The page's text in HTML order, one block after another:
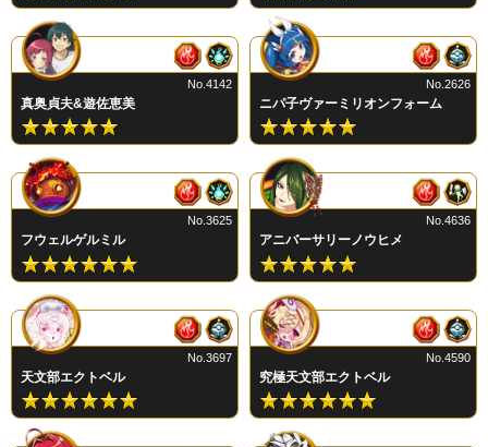
真奥貞夫&遊佐恵美
No.4142
ニパ子ヴァーミリオンフォーム
No.2626
フウェルゲルミル
No.3625
アニバーサリーノウヒメ
No.4636
天文部エクトベル
No.3697
究極天文部エクトベル
No.4590